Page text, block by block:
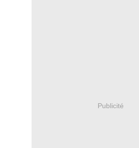
Publicité